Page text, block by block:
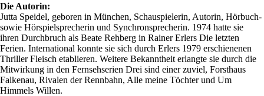
Die Autorin:
Jutta Speidel, geboren in München, Schauspielerin, Autorin, Hörbuch-
sowie Hörspielsprecherin und Synchronsprecherin. 1974 hatte sie
ihren Durchbruch als Beate Rehberg in Rainer Erlers Die letzten
Ferien. International konnte sie sich durch Erlers 1979 erschienenen
Thriller Fleisch etablieren. Weitere Bekanntheit erlangte sie durch die
Mitwirkung in den Fernsehserien Drei sind einer zuviel, Forsthaus
Falkenau, Rivalen der Rennbahn, Alle meine Töchter und Um
Himmels Willen.